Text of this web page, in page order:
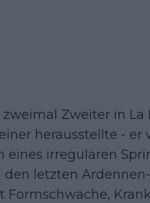
Zweiter in La
herausstellte -
eines irregulären
den letzten
Formschwäche,